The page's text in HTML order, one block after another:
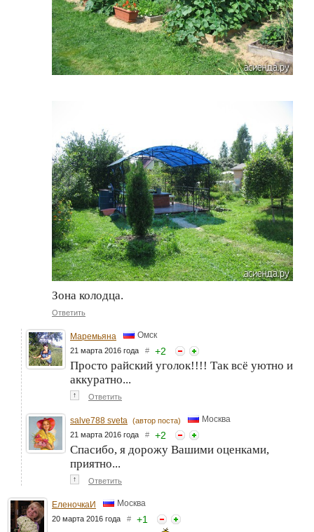
Зона колодца.
Ответить
Маремьяна Омск
21 марта 2016 года # +2
Просто райский уголок!!!! Так всё уютно и
аккуратно...
↑ Ответить
salve788 sveta (автор поста) Москва
21 марта 2016 года # +2
Спасибо, я дорожу Вашими оценками,
приятно...
↑ Ответить
ЕленочкаИ Москва
20 марта 2016 года # +1